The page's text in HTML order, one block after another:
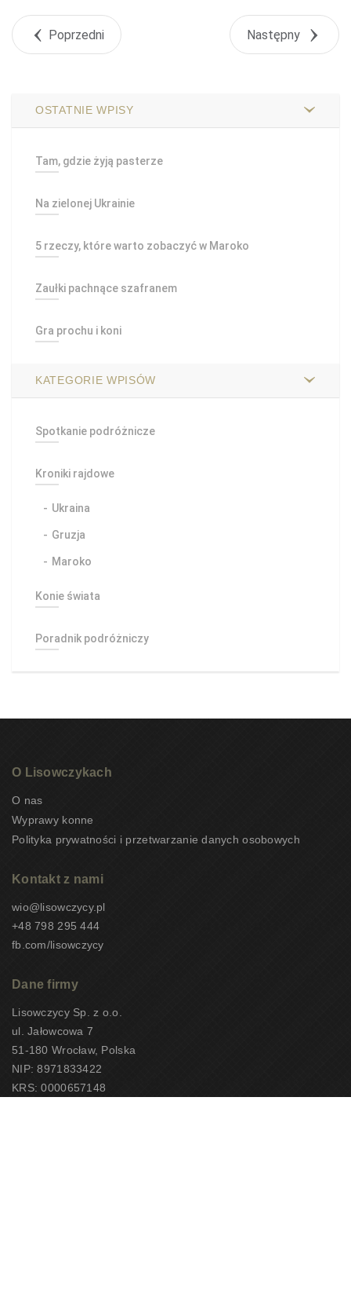
Poprzedni Następny
OSTATNIE WPISY
Tam, gdzie żyją pasterze
Na zielonej Ukrainie
5 rzeczy, które warto zobaczyć w Maroko
Zaułki pachnące szafranem
Gra prochu i koni
KATEGORIE WPISÓW
Spotkanie podróżnicze
Kroniki rajdowe
Ukraina
Gruzja
Maroko
Konie świata
Poradnik podróżniczy
O Lisowczykach
O nas
Wyprawy konne
Polityka prywatności i przetwarzanie danych osobowych
Kontakt z nami
wio@lisowczycy.pl
+48 798 295 444
fb.com/lisowczycy
Dane firmy
Lisowczycy Sp. z o.o.
ul. Jałowcowa 7
51-180 Wrocław, Polska
NIP: 8971833422
KRS: 0000657148